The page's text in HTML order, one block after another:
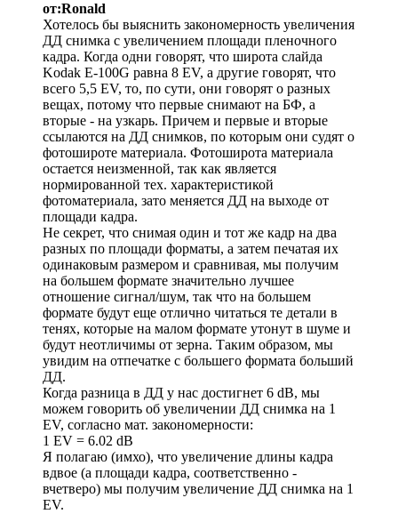
от:Ronald
Хотелось бы выяснить закономерность увеличения
ДД снимка с увеличением площади пленочного
кадра. Когда одни говорят, что широта слайда
Kodak E-100G равна 8 EV, а другие говорят, что
всего 5,5 EV, то, по сути, они говорят о разных
вещах, потому что первые снимают на БФ, а
вторые - на узкарь. Причем и первые и вторые
ссылаются на ДД снимков, по которым они судят о
фотошироте материала. Фотоширота материала
остается неизменной, так как является
нормированной тех. характеристикой
фотоматериала, зато меняется ДД на выходе от
площади кадра.
Не секрет, что снимая один и тот же кадр на два
разных по площади форматы, а затем печатая их
одинаковым размером и сравнивая, мы получим
на большем формате значительно лучшее
отношение сигнал/шум, так что на большем
формате будут еще отлично читаться те детали в
тенях, которые на малом формате утонут в шуме и
будут неотличимы от зерна. Таким образом, мы
увидим на отпечатке с большего формата больший
ДД.
Когда разница в ДД у нас достигнет 6 dB, мы
можем говорить об увеличении ДД снимка на 1
EV, согласно мат. закономерности:
1 EV = 6.02 dB
Я полагаю (имхо), что увеличение длины кадра
вдвое (а площади кадра, соответственно -
вчетверо) мы получим увеличение ДД снимка на 1
EV.